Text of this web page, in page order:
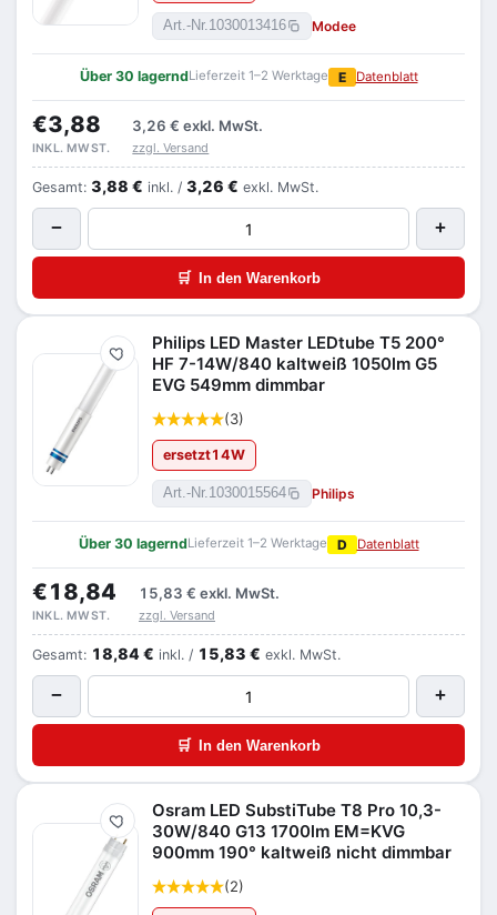
Art.-Nr.1030013416 Modee
Über 30 lagerndLieferzeit 1–2 Werktage E Datenblatt
€3,88 3,26 € exkl. MwSt.
INKL. MWST. zzgl. Versand
Gesamt: 3,88 € inkl. / 3,26 € exkl. MwSt.
− +
🛒 In den Warenkorb
Merken
Philips LED Master LEDtube T5 200°
HF 7-14W/840 kaltweiß 1050lm G5
EVG 549mm dimmbar
(3)
ersetzt14W
Art.-Nr.1030015564 Philips
Über 30 lagerndLieferzeit 1–2 Werktage D Datenblatt
€18,84 15,83 € exkl. MwSt.
INKL. MWST. zzgl. Versand
Gesamt: 18,84 € inkl. / 15,83 € exkl. MwSt.
− +
🛒 In den Warenkorb
Merken
Osram LED SubstiTube T8 Pro 10,3-
30W/840 G13 1700lm EM=KVG
900mm 190° kaltweiß nicht dimmbar
(2)